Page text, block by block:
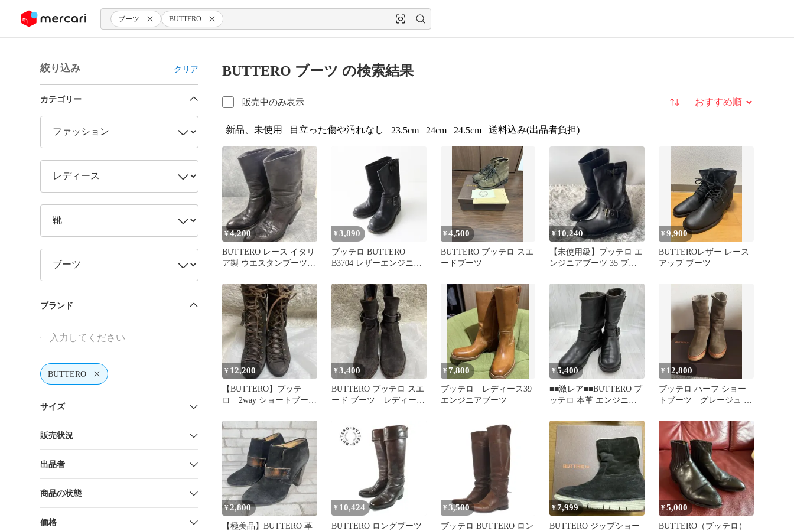
ツにスキップ ブーツ BUTTERO
絞り込み クリア
カテゴリー
ブランド
BUTTERO
サイズ
販売状況
出品者
商品の状態
価格
BUTTERO ブーツ の検索結果
販売中のみ表示 並び替え
新品、未使用 目立った傷や汚れなし 23.5cm 24cm 24.5cm 送料込み(出品者負担)
¥4,200
BUTTERO レース イタリ
ア製 ウエスタンブーツ
¥ 3,890
ブッテロ BUTTERO
B3704 レザーエンジニア
ティング シューズ ショ
ートブーツ
22cm【2400015092812】
¥4,500
BUTTERO ブッテロ スエ
ードブーツ
¥10,240
【未使用級】ブッテロ エ
ンジニアブーツ 35 ブラ
ー
¥9,900
BUTTEROレザー レース
アップ ブーツ
¥ 12,200
【BUTTERO】ブッテ
ロ 2way ショートブー
¥3,400
BUTTERO ブッテロ スエ
ード ブーツ レディー
¥7,800
ブッテロ レディース39
エンジニアブーツ
¥5,400
■■激レア■■BUTTERO ブ
ッテロ 本革 エンジニア
¥ 12,800
ブッテロ ハーフ ショー
トブーツ グレージュ カ
¥2,800
【極美品】BUTTERO 革
¥ 10,424
BUTTERO ロングブーツ
¥ 3,500
ブッテロ BUTTERO ロン
¥7,999
BUTTERO ジップショー
¥5,000
BUTTERO（ブッテロ）